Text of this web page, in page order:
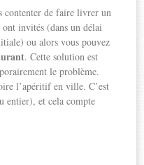
contenter de faire livrer un
invités (dans un délai
ou alors vous pouvez
. Cette solution est
le problème.
l’apéritif en ville. C’est
entier), et cela compte